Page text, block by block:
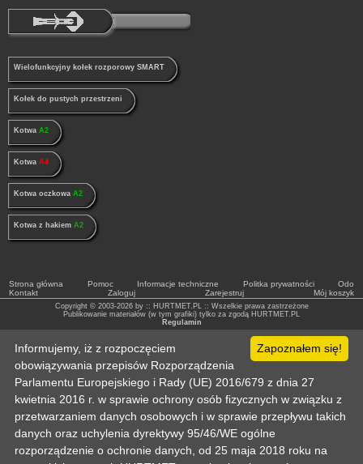
Wielofunkcyjny kołek rozporowy SMART
Kołek do pustych przestrzeni
Kotwa A2
Kotwa A4
Kotwa oczkowa A2
Kotwa z hakiem A2
Strona główna Pomoc Informacje techniczne Politka prywatności
Odo
Kontakt
Zaloguj Zarejestruj Mój koszyk
Copyright © 2003-2026 by :: HURTMET.PL :: Wszelkie prawa zastrzeżone
Publikowanie materiałów (w tym grafiki) tylko za zgodą HURTMET.PL
Regulamin
Zapoznałem się!
Informujemy, iż z rozpoczęciem
obowiązywania przepisów Rozporządzenia
Parlamentu Europejskiego i Rady (UE) 2016/679 z dnia 27
kwietnia 2016 r. w sprawie ochrony osób fizycznych w związku z
przetwarzaniem danych osobowych i w sprawie przepływu takich
danych oraz uchylenia dyrektywy 95/46/WE ogólne
rozporządzenie o ochronie danych, od 25 maja 2018 roku na